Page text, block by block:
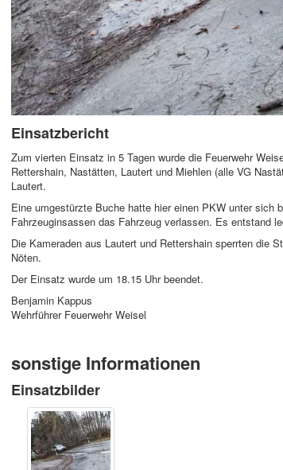
Einsatzbericht
Zum vierten Einsatz in 5 Tagen wurde die Feuerwehr
Rettershain, Nastätten, Lautert und Miehlen (alle VG
Lautert.
Eine umgestürzte Buche hatte hier einen PKW unter sich
Fahrzeuginsassen das Fahrzeug verlassen. Es entstand
Die Kameraden aus Lautert und Rettershain sperrten die
Nöten.
Der Einsatz wurde um 18.15 Uhr beendet.
Benjamin Kappus
Wehrführer Feuerwehr Weisel
sonstige Informationen
Einsatzbilder